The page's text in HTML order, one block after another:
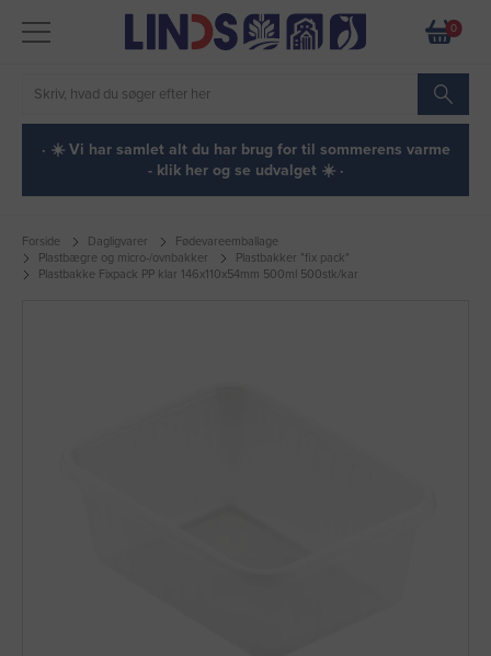
0
· ☀️ Vi har samlet alt du har brug for til sommerens varme
- klik her og se udvalget ☀️ ·
Forside Dagligvarer
Fødevareemballage
Plastbægre og micro-/ovnbakker
Plastbakker "fix pack"
Plastbakke Fixpack PP klar 146x110x54mm 500ml 500stk/kar